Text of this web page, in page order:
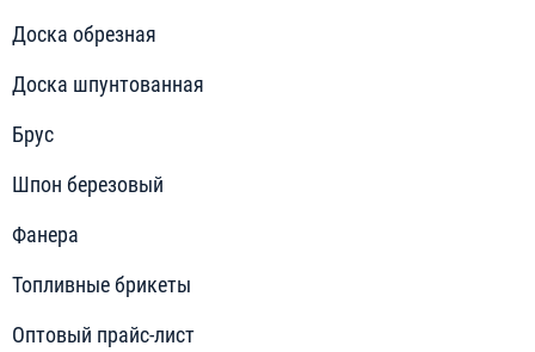
Доска обрезная
Доска шпунтованная
Брус
Шпон березовый
Фанера
Топливные брикеты
Оптовый прайс-лист